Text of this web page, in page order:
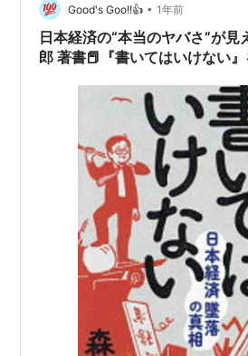
県下妻市の市長だった山中博崇氏は
「不法就労通報報奨金制度」を導入
安維持を目的とした施策でしたが…
Good's Goo!!👍 • 1年前
日本経済の“本当のヤバさ”が見
郎 著書📕『書いてはいけない